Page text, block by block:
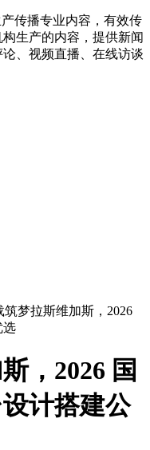
传播专业内容，有效传
生产的内容，提供新闻
、视频直播、在线访谈
筑梦拉斯维加斯，2026
选
，2026 国
计搭建公